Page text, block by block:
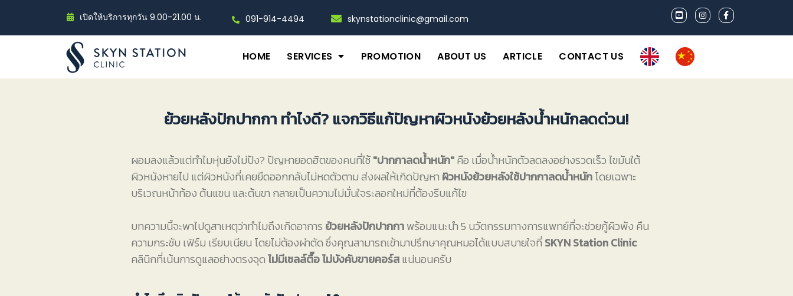
เปิดให้บริการทุกวัน 9.00-21.00 น. 091-914-4494 skynstationclinic@gmail.com
HOME SERVICES PROMOTION ABOUT US ARTICLE CONTACT US
ย้วยหลังปักปากกา ทำไงดี? แจกวิธีแก้ปัญหาผิวหนังย้วยหลังน้ำหนักลดด่วน!
ผอมลงแล้วแต่ทำไมหุ่นยังไม่ปัง? ปัญหายอดฮิตของคนที่ใช้"ปากกาลดน้ำหนัก"คือ เมื่อน้ำหนักตัวลดลงอย่างรวดเร็ว ไขมันใต้
ผิวหนังหายไป แต่ผิวหนังที่เคยยืดออกกลับไม่หดตัวตาม ส่งผลให้เกิดปัญหา ผิวหนังย้วยหลังใช้ปากกาลดน้ำหนักโดยเฉพาะ
บริเวณหน้าท้อง ต้นแขน และต้นขา กลายเป็นความไม่มั่นใจระลอกใหม่ที่ต้องรีบแก้ไข
บทความนี้จะพาไปดูสาเหตุว่าทำไมถึงเกิดอาการ ย้วยหลังปักปากกาพร้อมแนะนำ 5 นวัตกรรมทางการแพทย์ที่จะช่วยกู้ผิวพัง คืน
ความกระชับ เฟิร์ม เรียบเนียน โดยไม่ต้องผ่าตัด ซึ่งคุณสามารถเข้ามาปรึกษาคุณหมอได้แบบสบายใจที่ SKYN Station Clinic
คลินิกที่เน้นการดูแลอย่างตรงจุดไม่มีเซลล์ตื๊อ ไม่บังคับขายคอร์สแน่นอนครับ